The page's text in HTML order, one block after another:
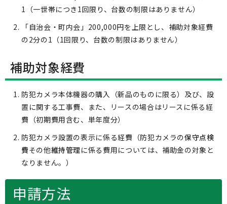
1（一世帯につき1回限り、台数の制限はありません）
「自治会・町内会」200,000円を上限とし、補助対象経費
の2分の1（1回限り、台数の制限はありません）
補助対象経費
防犯カメラ本体機器の購入（新品のものに限る）及び、設
置に関する工事費、また、リースの場合はリースに係る経
費（初期費用含む、単年度分）
防犯カメラ設置の表示に係る経費（防犯カメラの保守点検
費その他維持管理に係る費用については、補助金の対象と
なりません。）
申請方法